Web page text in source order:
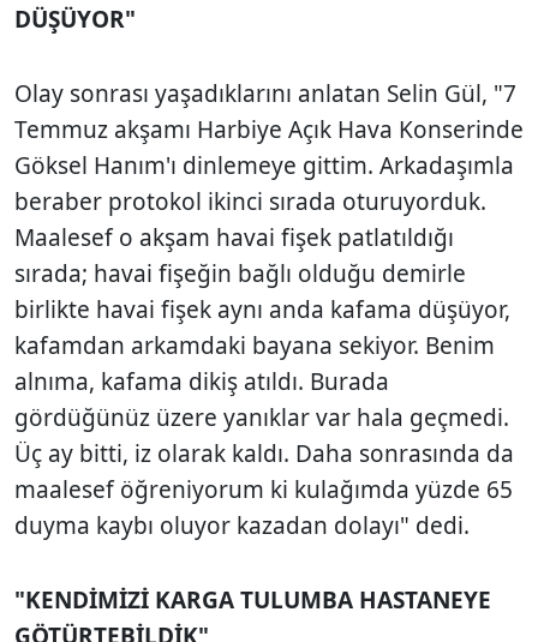
DÜŞÜYOR"
Olay sonrası yaşadıklarını anlatan Selin Gül, "7
Temmuz akşamı Harbiye Açık Hava Konserinde
Göksel Hanım'ı dinlemeye gittim. Arkadaşımla
beraber protokol ikinci sırada oturuyorduk.
Maalesef o akşam havai fişek patlatıldığı
sırada; havai fişeğin bağlı olduğu demirle
birlikte havai fişek aynı anda kafama düşüyor,
kafamdan arkamdaki bayana sekiyor. Benim
alnıma, kafama dikiş atıldı. Burada
gördüğünüz üzere yanıklar var hala geçmedi.
Üç ay bitti, iz olarak kaldı. Daha sonrasında da
maalesef öğreniyorum ki kulağımda yüzde 65
duyma kaybı oluyor kazadan dolayı" dedi.
"KENDİMİZİ KARGA TULUMBA HASTANEYE
GÖTÜRTEBİLDİK"